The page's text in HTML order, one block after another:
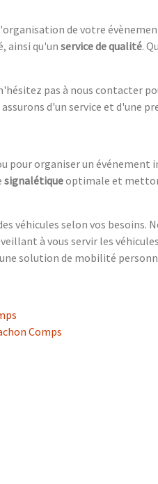
de votre
ainsi qu'unservice de qualité.
pas à nous contacter
d'un service et d'une
organiser un
signalétiqueoptimale et
selon vos besoins.
à vous servir les
solution de mobilité
Comps